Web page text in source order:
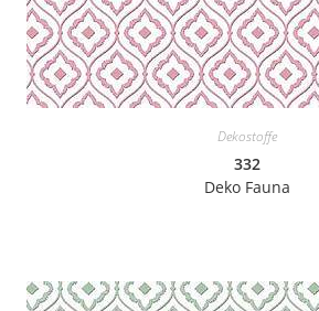
Dekostoffe
332
Deko Fauna